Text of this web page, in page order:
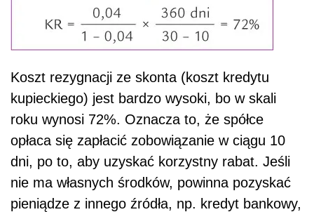
Koszt rezygnacji ze skonta (koszt kredytu
kupieckiego) jest bardzo wysoki, bo w skali
roku wynosi 72%. Oznacza to, że spółce
opłaca się zapłacić zobowiązanie w ciągu 10
dni, po to, aby uzyskać korzystny rabat. Jeśli
nie ma własnych środków, powinna pozyskać
pieniądze z innego źródła, np. kredyt bankowy,